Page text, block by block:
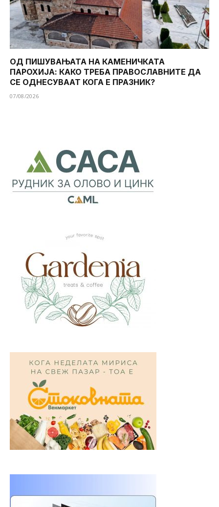
ОД ПИШУВАЊАТА НА КАМЕНИЧКАТА
ПАРОХИЈА: КАКО ТРЕБА ПРАВОСЛАВНИТЕ ДА
СЕ ОДНЕСУВААТ КОГА Е ПРАЗНИК?
07/08/2026